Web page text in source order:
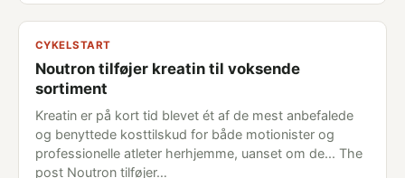
CYKELSTART
Noutron tilføjer kreatin til voksende
sortiment
Kreatin er på kort tid blevet ét af de mest anbefalede
og benyttede kosttilskud for både motionister og
professionelle atleter herhjemme, uanset om de... The
post Noutron tilføjer…